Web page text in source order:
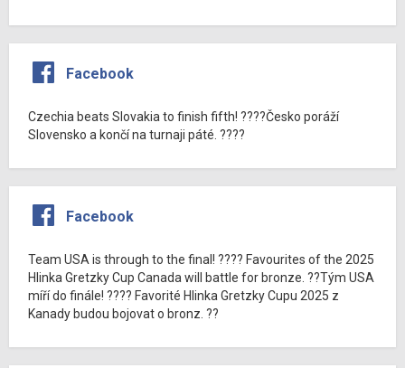
Facebook
Czechia beats Slovakia to finish fifth! ????Česko poráží
Slovensko a končí na turnaji páté. ????
Facebook
Team USA is through to the final! ???? Favourites of the 2025
Hlinka Gretzky Cup Canada will battle for bronze. ??Tým USA
míří do finále! ???? Favorité Hlinka Gretzky Cupu 2025 z
Kanady budou bojovat o bronz. ??